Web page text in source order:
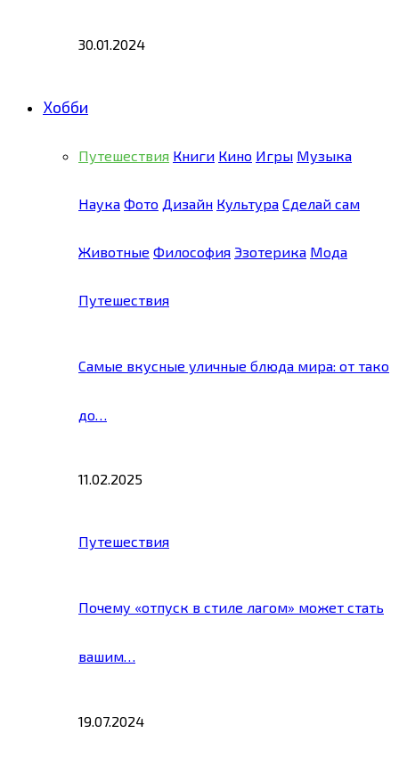
30.01.2024
Хобби
Путешествия Книги Кино Игры Музыка
Наука Фото Дизайн Культура Сделай сам
Животные Философия Эзотерика Мода
Путешествия
Самые вкусные уличные блюда мира: от тако
до…
11.02.2025
Путешествия
Почему «отпуск в стиле лагом» может стать
вашим…
19.07.2024